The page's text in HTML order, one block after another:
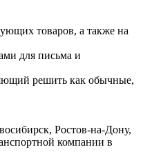
товаров, а также на
для письма и
решить как обычные,
Ростов-на-Дону,
компании в